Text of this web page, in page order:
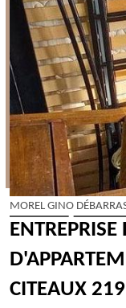
MOREL GINO
ENTREPRISE
CITEAUX